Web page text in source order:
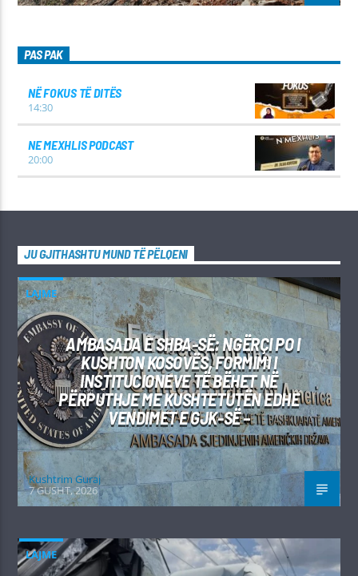
PAS PAK
NË FOKUS TË DITËS
14:30
NE MEXHLIS PODCAST
20:00
JU GJITHASHTU MUND TË PËLQENI
LAJME
AMBASADA E SHBA-SË: NGËRÇI PO I
KUSHTON KOSOVËS, FORMIMI I
INSTITUCIONEVE TË BËHET NË
PËRPUTHJE ME KUSHTETUTËN EDHE
VENDIMET E GJK-SË –
Kushtrim Guraj
7 GUSHT, 2026
LAJME